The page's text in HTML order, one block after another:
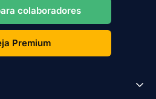
colaboradores
Premium